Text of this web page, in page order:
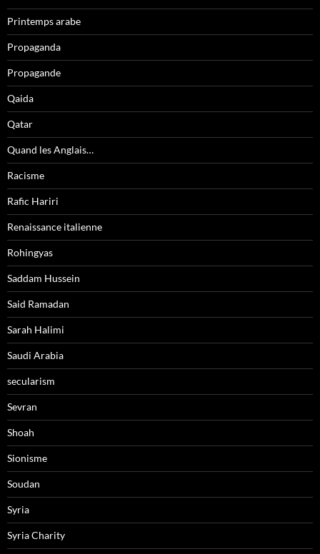
Printemps arabe
Propaganda
Propagande
Qaida
Qatar
Quand les Anglais…
Racisme
Rafic Hariri
Renaissance italienne
Rohingyas
Saddam Hussein
Said Ramadan
Sarah Halimi
Saudi Arabia
secularism
Sevran
Shoah
Sionisme
Soudan
Syria
Syria Charity